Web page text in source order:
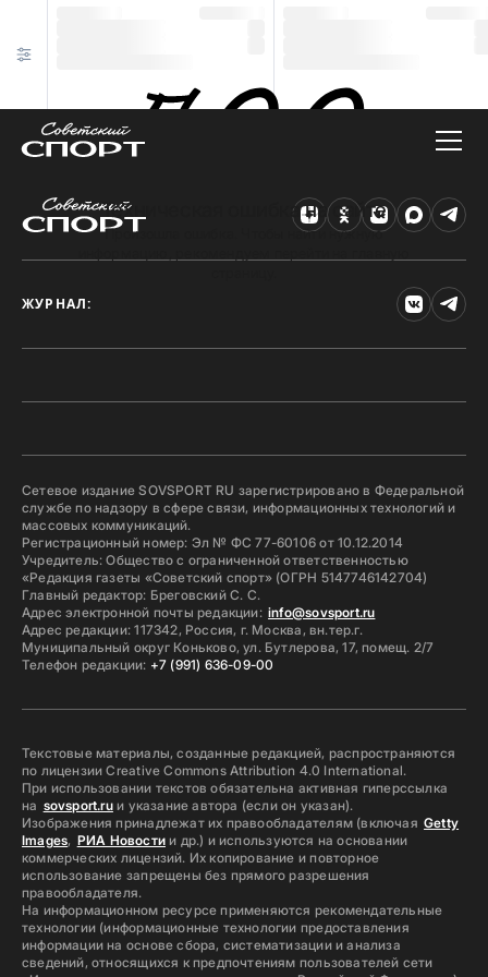
Техническая ошибка на сайте
Произошла ошибка. Чтобы найти нужную
ЖУРНАЛ:
Сетевое издание SOVSPORT RU зарегистрировано в Федеральной
службе по надзору в сфере связи, информационных технологий и
массовых коммуникаций.
Регистрационный номер: Эл № ФС 77-60106 от 10.12.2014
Учредитель: Общество с ограниченной ответственностью
«Редакция газеты «Советский спорт» (ОГРН 5147746142704)
Главный редактор: Бреговский С. С.
Адрес электронной почты редакции: info@sovsport.ru
Адрес редакции: 117342, Россия, г. Москва, вн.тер.г.
Муниципальный округ Коньково, ул. Бутлерова, 17, помещ. 2/7
Телефон редакции: +7 (991) 636-09-00
Текстовые материалы, созданные редакцией, распространяются
по лицензии Creative Commons Attribution 4.0 International.
При использовании текстов обязательна активная гиперссылка
на sovsport.ruи указание автора (если он указан).
Изображения принадлежат их правообладателям (включая Getty
Images, РИА Новостии др.) и используются на основании
коммерческих лицензий. Их копирование и повторное
использование запрещены без прямого разрешения
правообладателя.
На информационном ресурсе применяются рекомендательные
технологии (информационные технологии предоставления
информации на основе сбора, систематизации и анализа
сведений, относящихся к предпочтениям пользователей сети